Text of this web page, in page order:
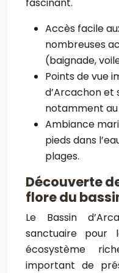
Accès facile
nombreuses
(baignade,
Points de vue
d’Arcachon et
notamment au
Ambiance
pieds dans
plages.
Découverte
flore du
Le Bassin
sanctuaire
écosystème
important de